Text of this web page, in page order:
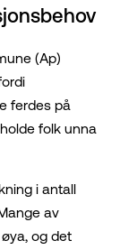
(Ap)
ferdes på
folk unna
i antall
av
og det